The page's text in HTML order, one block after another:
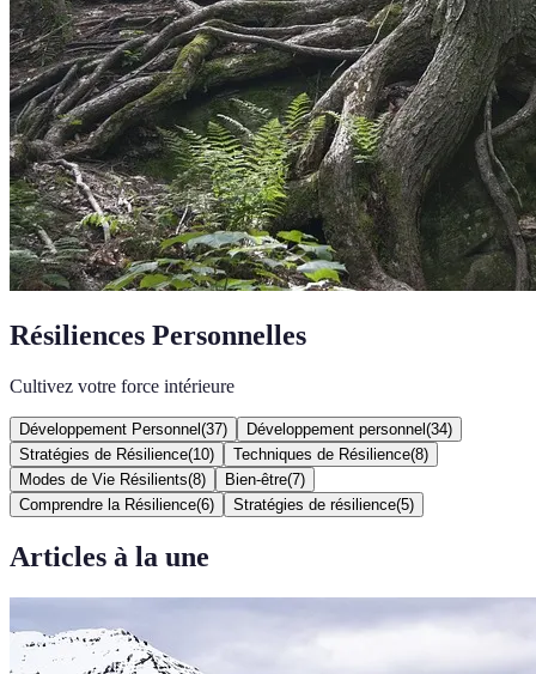
Résiliences Personnelles
Cultivez votre force intérieure
Développement Personnel (37) Développement personnel (34)
Stratégies de Résilience(10) Techniques de Résilience(8)
Modes de Vie Résilients(8) Bien-être(7)
Comprendre la Résilience(6) Stratégies de résilience(5)
Articles à la une